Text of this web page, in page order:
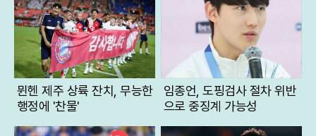
뮌헨 제주 상륙 잔치, 무능한
행정에 '찬물'
임종언, 도핑검사 절차 위반
으로 중징계 가능성